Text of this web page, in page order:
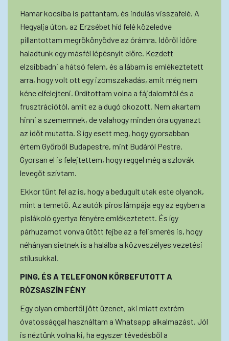
Hamar kocsiba is pattantam, és indulás visszafelé. A
Hegyalja úton, az Erzsébet híd felé közeledve
pillantottam megrökönyödve az órámra. Időről időre
haladtunk egy másfél lépésnyit előre. Kezdett
elzsibbadni a hátsó felem, és a lábam is emlékeztetett
arra, hogy volt ott egy izomszakadás, amit még nem
kéne elfelejteni. Ordítottam volna a fájdalomtól és a
frusztrációtól, amit ez a dugó okozott. Nem akartam
hinni a szememnek, de valahogy minden óra ugyanazt
az időt mutatta. S így esett meg, hogy gyorsabban
értem Győrből Budapestre, mint Budáról Pestre.
Gyorsan el is felejtettem, hogy reggel még a szlovák
levegőt szívtam.
Ekkor tűnt fel az is, hogy a bedugult utak este olyanok,
mint a temető. Az autók piros lámpája egy az egyben a
pislákoló gyertya fényére emlékeztetett. És így
párhuzamot vonva ütött fejbe az a felismerés is, hogy
néhányan sietnek is a halálba a közveszélyes vezetési
stílusukkal.
PING, ÉS A TELEFONON KÖRBEFUTOTT A
RÓZSASZÍN FÉNY
Egy olyan embertől jött üzenet, aki miatt extrém
óvatossággal használtam a Whatsapp alkalmazást. Jól
is néztünk volna ki, ha egyszer tévedésből a